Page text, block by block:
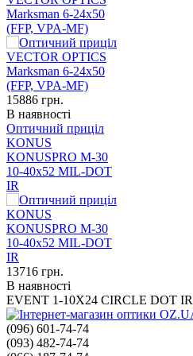
Marksman 6-24x50
(FFP, VPA-MF)
15886 грн.
В наявності
Оптичний приціл
KONUS
KONUSPRO M-30
10-40x52 MIL-DOT
IR
13716 грн.
В наявності
EVENT 1-10X24 CIRCLE DOT IR
(096) 601-74-74
(093) 482-74-74